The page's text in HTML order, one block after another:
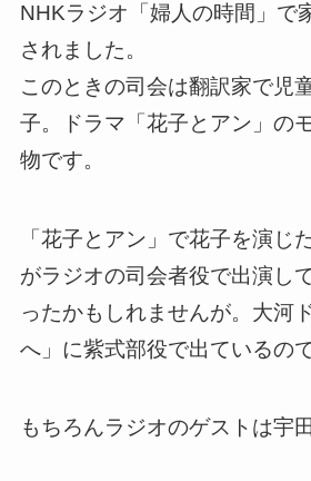
NHKラジオ「婦人の時間」で
されました。
このときの司会は翻訳家で児
子。ドラマ「花子とアン」の
物です。
「花子とアン」で花子を演じ
がラジオの司会者役で出演し
ったかもしれませんが。大河
へ」に紫式部役で出ているの
もちろんラジオのゲストは宇